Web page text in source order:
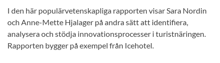
I den här populärvetenskapliga rapporten visar Sara Nordin
och Anne-Mette Hjalager på andra sätt att identifiera,
analysera och stödja innovationsprocesser i turistnäringen.
Rapporten bygger på exempel från Icehotel.